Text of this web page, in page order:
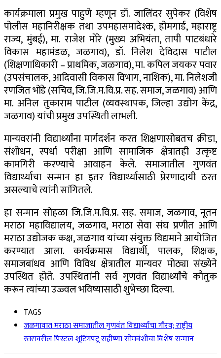
कार्यक्रमाला प्रमुख पाहुणे म्हणून डॉ. जालिंदर सुपेकर (विशेष
पोलीस महानिरीक्षक तथा उपमहासमादेश्क, होमगार्ड, महाराष्ट्र
राज्य, मुंबई), मा. राजेश मोरे (मुख्य अभियंता, तापी पाटबंधारे
विकास महामंडळ, जळगाव), डॉ. निलेश देविदास पाटील
(शिक्षणाधिकारी – प्राथमिक, जळगाव), मा. कपिल जयकर पवार
(उपसंचालक, आदिवासी विकास विभाग, नाशिक), मा. निलेशजी
रणजित भोंडे (सचिव, जि.जि.म.वि.प्र. सह. समाज, जळगाव) आणि
मा. अनिल तुकाराम पाटील (व्यवस्थापक, जिल्हा उद्योग केंद्र,
जळगाव) यांची प्रमुख उपस्थिती लाभली.
मान्यवरांनी विद्यार्थ्यांना मार्गदर्शन करत शिक्षणासोबतच क्रीडा,
संशोधन, स्पर्धा परीक्षा आणि सामाजिक क्षेत्रातही उत्कृष्ट
कामगिरी करण्याचे आवाहन केले. समाजातील गुणवंत
विद्यार्थ्यांचा सन्मान हा इतर विद्यार्थ्यांसाठी प्रेरणादायी ठरत
असल्याचे त्यांनी सांगितले.
हा सन्मान सोहळा जि.जि.म.वि.प्र. सह. समाज, जळगाव, नूतन
मराठा महाविद्यालय, जळगाव, मराठा सेवा संघ प्रणीत आणि
मराठा उद्योजक कक्ष, जळगाव यांच्या संयुक्त विद्यमाने आयोजित
करण्यात आला. कार्यक्रमास विद्यार्थी, पालक, शिक्षक,
समाजबांधव आणि विविध क्षेत्रातील मान्यवर मोठ्या संख्येने
उपस्थित होते. उपस्थितांनी सर्व गुणवंत विद्यार्थ्यांचे कौतुक
करून त्यांच्या उज्ज्वल भविष्यासाठी शुभेच्छा दिल्या.
TAGS
जळगावात मराठा समाजातील गुणवंत विद्यार्थ्यांचा गौरव; राष्ट्रीय
स्तरावरील पिस्टल शूटिंगपटू सहीष्णा सोमवंशीचा विशेष सन्मान